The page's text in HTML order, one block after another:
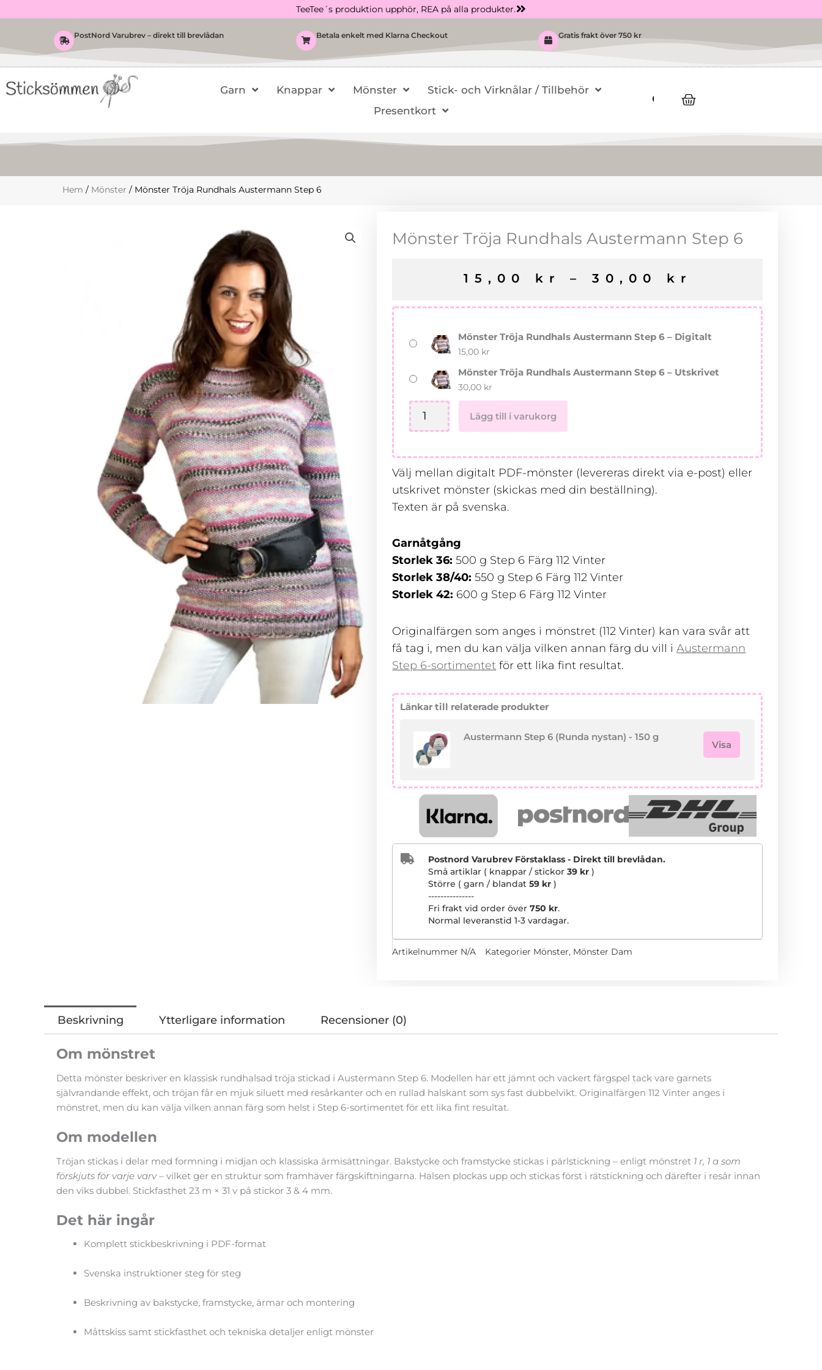
till
TeeTee´s produktion upphör, REA på alla produkter.
PostNord Varubrev – direkt till brevlådan Betala enkelt med Klarna Checkout Gratis frakt över 750 kr
Garn Knappar Mönster
Stick- och Virknålar / Tillbehör
Presentkort
Varukorg
Hem / Mönster / Mönster Tröja Rundhals Austermann Step 6
Mönster Tröja Rundhals Austermann Step 6
15,00 kr – 30,00 kr
Mönster Tröja Rundhals Austermann Step 6 – Digitalt
15,00 kr
Mönster Tröja Rundhals Austermann Step 6 – Utskrivet
30,00 kr
Tröja
Austermann
6
mängd
Lägg till i varukorg
Välj mellan digitalt PDF-mönster (levereras direkt via e-post) eller
utskrivet mönster (skickas med din beställning).
Texten är på svenska.
Garnåtgång
Storlek 36: 500 g Step 6 Färg 112 Vinter
Storlek 38/40: 550 g Step 6 Färg 112 Vinter
Storlek 42: 600 g Step 6 Färg 112 Vinter
Originalfärgen som anges i mönstret (112 Vinter) kan vara svår att
få tag i, men du kan välja vilken annan färg du vill iAustermann
Step 6-sortimentet för ett lika fint resultat.
Länkar till relaterade produkter
Austermann Step 6 (Runda nystan) - 150 g
Visa
Postnord Varubrev Förstaklass - Direkt till brevlådan.
Små artiklar ( knappar / stickor39 kr )
Större ( garn / blandat59 kr )
---------------
Fri frakt vid order över750 kr.
Normal leveranstid 1-3 vardagar.
Artikelnummer N/A Kategorier Mönster, Mönster Dam
Beskrivning Ytterligare information Recensioner (0)
Om mönstret
Detta mönster beskriver en klassisk rundhalsad tröja stickad i Austermann Step 6. Modellen har ett jämnt och vackert färgspel tack vare garnets
självrandande effekt, och tröjan får en mjuk siluett med resårkanter och en rullad halskant som sys fast dubbelvikt. Originalfärgen 112 Vinter anges i
mönstret, men du kan välja vilken annan färg som helst i Step 6-sortimentet för ett lika fint resultat.
Om modellen
Tröjan stickas i delar med formning i midjan och klassiska ärmisättningar. Bakstycke och framstycke stickas i pärlstickning – enligt mönstret 1 r, 1 a som
förskjuts för varje varv– vilket ger en struktur som framhäver färgskiftningarna. Halsen plockas upp och stickas först i rätstickning och därefter i resår innan
den viks dubbel. Stickfasthet 23 m × 31 v på stickor 3 & 4 mm.
Det här ingår
Komplett stickbeskrivning i PDF-format
Svenska instruktioner steg för steg
Beskrivning av bakstycke, framstycke, ärmar och montering
Måttskiss samt stickfasthet och tekniska detaljer enligt mönster